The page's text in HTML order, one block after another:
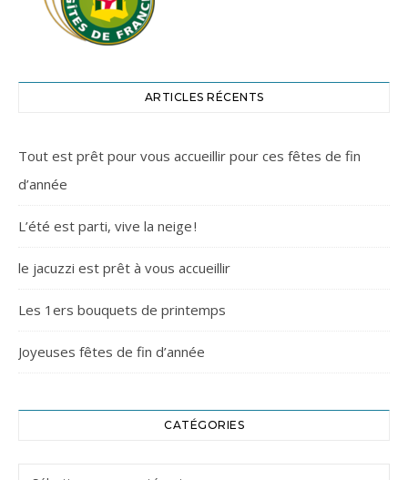
ARTICLES RÉCENTS
Tout est prêt pour vous accueillir pour ces fêtes de fin
d’année
L’été est parti, vive la neige !
le jacuzzi est prêt à vous accueillir
Les 1ers bouquets de printemps
Joyeuses fêtes de fin d’année
CATÉGORIES
Catégories